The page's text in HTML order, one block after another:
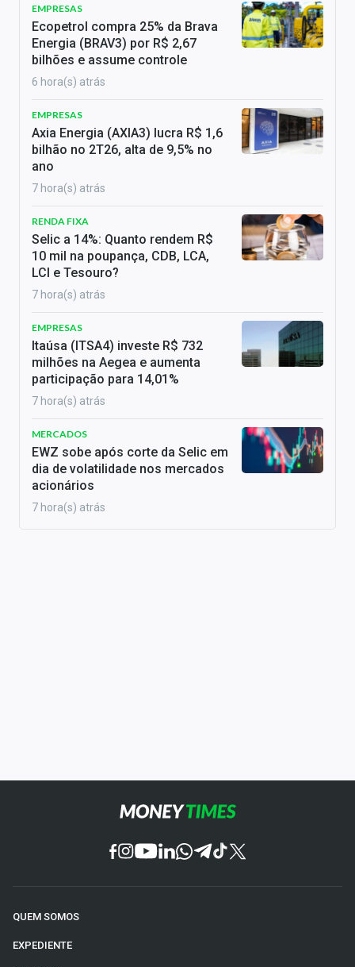
EMPRESAS
Ecopetrol compra 25% da Brava
Energia (BRAV3) por R$ 2,67
bilhões e assume controle
6 hora(s) atrás
EMPRESAS
Axia Energia (AXIA3) lucra R$ 1,6
bilhão no 2T26, alta de 9,5% no
ano
7 hora(s) atrás
RENDA FIXA
Selic a 14%: Quanto rendem R$
10 mil na poupança, CDB, LCA,
LCI e Tesouro?
7 hora(s) atrás
EMPRESAS
Itaúsa (ITSA4) investe R$ 732
milhões na Aegea e aumenta
participação para 14,01%
7 hora(s) atrás
MERCADOS
EWZ sobe após corte da Selic em
dia de volatilidade nos mercados
acionários
7 hora(s) atrás
QUEM SOMOS
EXPEDIENTE